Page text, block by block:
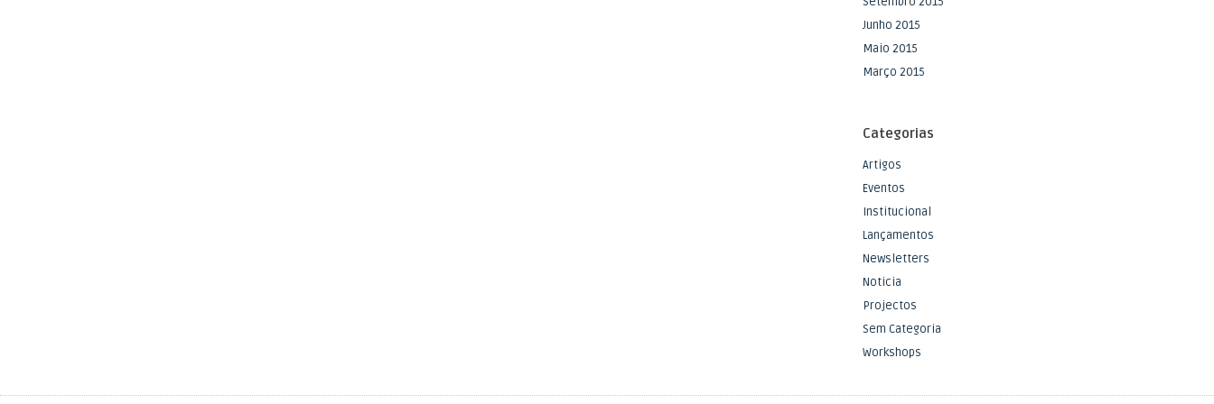
Junho 2015
Maio 2015
Março 2015
Categorias
Artigos
Eventos
Institucional
Lançamentos
Newsletters
Noticia
Projectos
Sem Categoria
Workshops